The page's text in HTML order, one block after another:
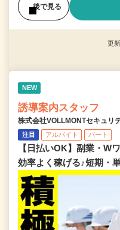
後で見る
更
NEW
誘導案内スタッフ
株式会社VOLLMONTセキュリ
注目 アルバイト パート
【日払いOK】副業・W
効率よく稼げる♪短期・